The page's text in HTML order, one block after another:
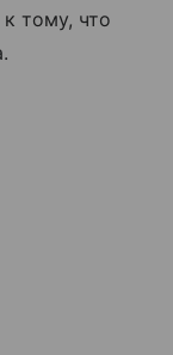
тому, что